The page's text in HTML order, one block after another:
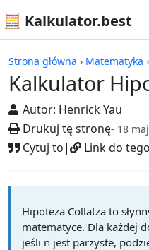
🧮 Kalkulator.best
Strona główna › Matematyka ›
Kalkulator
Autor: Henrick Yau
Drukuj tę stronę- 18
Cytuj to| Link do tego
Kalkulatory
Hipoteza Collatza to
matematyce. Dla każdej
jeśli n jest parzyste,